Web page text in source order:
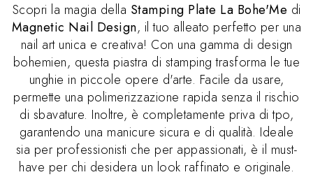
Scopri la magia della Stamping Plate La Bohe'Me di
Magnetic Nail Design, il tuo alleato perfetto per una
nail art unica e creativa! Con una gamma di design
bohemien, questa piastra di stamping trasforma le tue
unghie in piccole opere d'arte. Facile da usare,
permette una polimerizzazione rapida senza il rischio
di sbavature. Inoltre, è completamente priva di tpo,
garantendo una manicure sicura e di qualità. Ideale
sia per professionisti che per appassionati, è il must-
have per chi desidera un look raffinato e originale.